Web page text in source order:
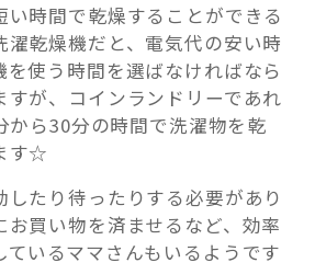
い時間で乾燥することができる
濯乾燥機だと、電気代の安い時
を使う時間を選ばなければなら
すが、コインランドリーであれ
から30分の時間で洗濯物を乾
す☆
したり待ったりする必要があり
お買い物を済ませるなど、効率
ているママさんもいるようです